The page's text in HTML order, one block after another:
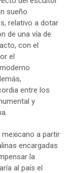
sueño
relativo a dotar
de una vía de
con el
el
entre los
y
a partir
encargadas
la
al país el